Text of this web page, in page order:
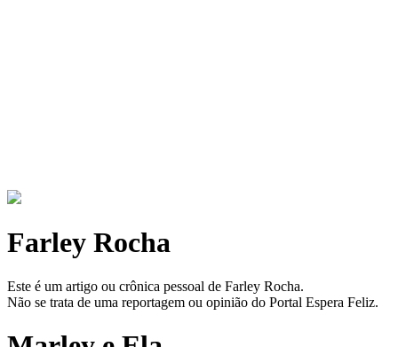
Farley Rocha
Este é um artigo ou crônica pessoal de Farley Rocha.
Não se trata de uma reportagem ou opinião do Portal Espera Feliz.